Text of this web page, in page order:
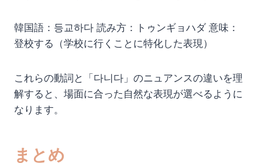
韓国語：등교하다 読み方：トゥンギョハダ 意味：
登校する（学校に行くことに特化した表現）
これらの動詞と「다니다」のニュアンスの違いを理
解すると、場面に合った自然な表現が選べるように
なります。
まとめ